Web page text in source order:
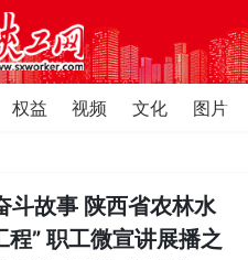
权益 视频 文化
图片
斗故事 陕西省农林水
” 职工微宣讲展播之